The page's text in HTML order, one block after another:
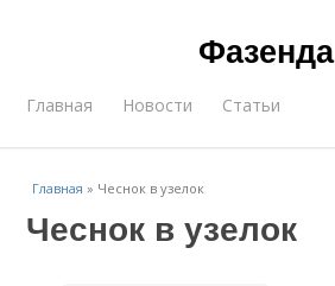
Фазенда
Главная Новости Статьи
Главная » Чеснок в узелок
Чеснок в узелок